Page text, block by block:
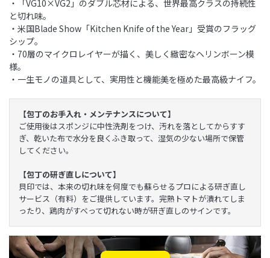
・「VG10×VG2」のダブル芯材による、世界最高クラスの持続性
と切れ味。
・米国Blade Show「Kitchen Knife of the Year」受賞のフラッグ
シップ。
・70層のマイクロレイヤーが描く、美しく緻密なヘリンボーン模
様。
・一生モノの道具として、実用性と機能美を極めた最高級ナイフ。
【包丁のお手入れ・メンテナンスについて】
ご使用後はスポンジに中性洗剤をつけ、汚れを落としてからすす
ぎ、乾いた布で水分を良くふき取って、湿気の少ない場所で保管
してください。
【包丁の研ぎ直しについて】
貝印では、本来の切れ味を何度でも蘇らせるプロによる研ぎ直し
サービス（有料）をご提供しています。完熟トマトが潰れてしま
ったり、鶏肉がすべって切れない時が研ぎ直しのサインです。